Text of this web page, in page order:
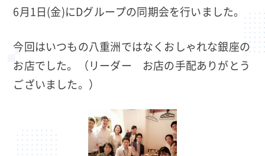
6月1日(金)にDグループの同期会を行いました。
今回はいつもの八重洲ではなくおしゃれな銀座の
お店でした。（リーダー お店の手配ありがとう
ございました。）